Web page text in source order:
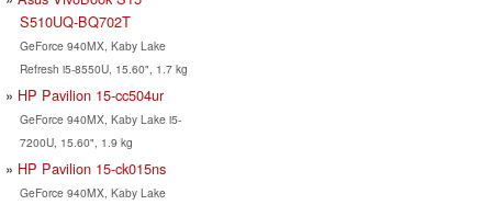
S510UQ-BQ702T
GeForce 940MX, Kaby Lake
Refresh i5-8550U, 15.60", 1.7 kg
HP Pavilion 15-cc504ur
GeForce 940MX, Kaby Lake i5-
7200U, 15.60", 1.9 kg
HP Pavilion 15-ck015ns
GeForce 940MX, Kaby Lake